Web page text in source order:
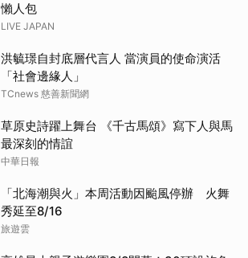
懶人包
LIVE JAPAN
洪毓璟自封底層代言人 當演員的使命演活
「社會邊緣人」
TCnews 慈善新聞網
草原史詩躍上舞台 《千古馬頌》寫下人與馬
最深刻的情誼
中華日報
「北海潮與火」本周活動因颱風停辦 火舞
秀延至8/16
旅遊雲